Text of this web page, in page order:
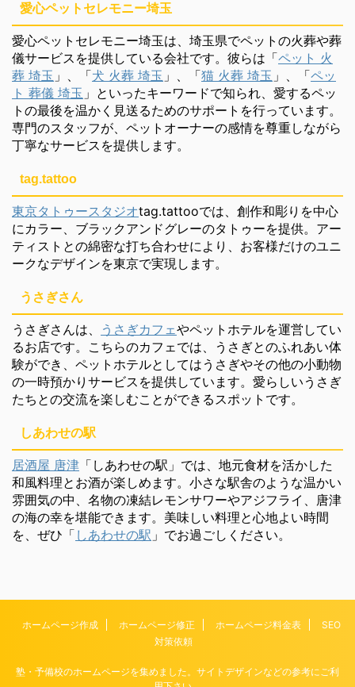
愛心ペットセレモニー埼玉
愛心ペットセレモニー埼玉は、埼玉県でペットの火葬や葬
儀サービスを提供している会社です。彼らは「ペット 火
葬 埼玉 」、「犬 火葬 埼玉 」、「猫 火葬 埼玉 」、「ペッ
ト 葬儀 埼玉 」といったキーワードで知られ、愛するペッ
トの最後を温かく見送るためのサポートを行っています。
専門のスタッフが、ペットオーナーの感情を尊重しながら
丁寧なサービスを提供します。
tag.tattoo
東京タトゥースタジオtag.tattooでは、創作和彫りを中心
にカラー、ブラックアンドグレーのタトゥーを提供。アー
ティストとの綿密な打ち合わせにより、お客様だけのユニ
ークなデザインを東京で実現します。
うさぎさん
うさぎさんは、 うさぎカフェやペットホテルを運営してい
るお店です。こちらのカフェでは、うさぎとのふれあい体
験ができ、ペットホテルとしてはうさぎやその他の小動物
の一時預かりサービスを提供しています。愛らしいうさぎ
たちとの交流を楽しむことができるスポットです。
しあわせの駅
居酒屋 唐津 「しあわせの駅」では、地元食材を活かした
和風料理とお酒が楽しめます。小さな駅舎のような温かい
雰囲気の中、名物の凍結レモンサワーやアジフライ、唐津
の海の幸を堪能できます。美味しい料理と心地よい時間
を、ぜひ「 しあわせの駅 」でお過ごしください。
ホームページ作成 ホームページ修正 ホームページ料金表
SEO
対策依頼
塾・予備校のホームページを集めました。サイトデザインなどの参考にご利